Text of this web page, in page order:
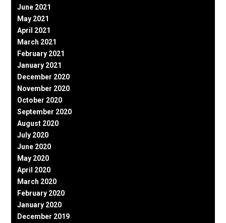
June 2021
May 2021
April 2021
March 2021
February 2021
January 2021
December 2020
November 2020
October 2020
September 2020
August 2020
July 2020
June 2020
May 2020
April 2020
March 2020
February 2020
January 2020
December 2019